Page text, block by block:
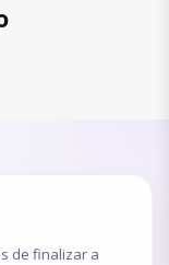
de finalizar a